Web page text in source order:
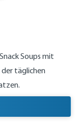
Soups mit
täglichen